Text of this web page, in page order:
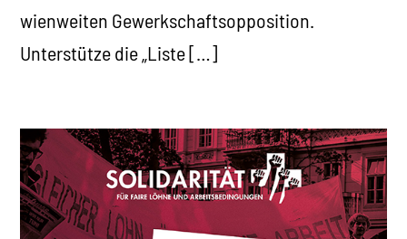
wienweiten Gewerkschaftsopposition.
Unterstütze die „Liste […]